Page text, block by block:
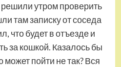
утром проверить
там записку от соседа
что будет в отъезде и
за кошкой. Казалось бы
может пойти не так? Вся